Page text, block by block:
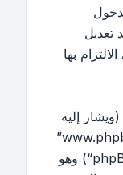
تعديل
بها
منتدياتنا مدعومة من برنامج phpBB (ويشار إليه
بهم أو ”برنامج phpBB“ أو “www.phpbb.com”
أو ”phpBB Limited“ أو ”phpBB Teams“) وهو